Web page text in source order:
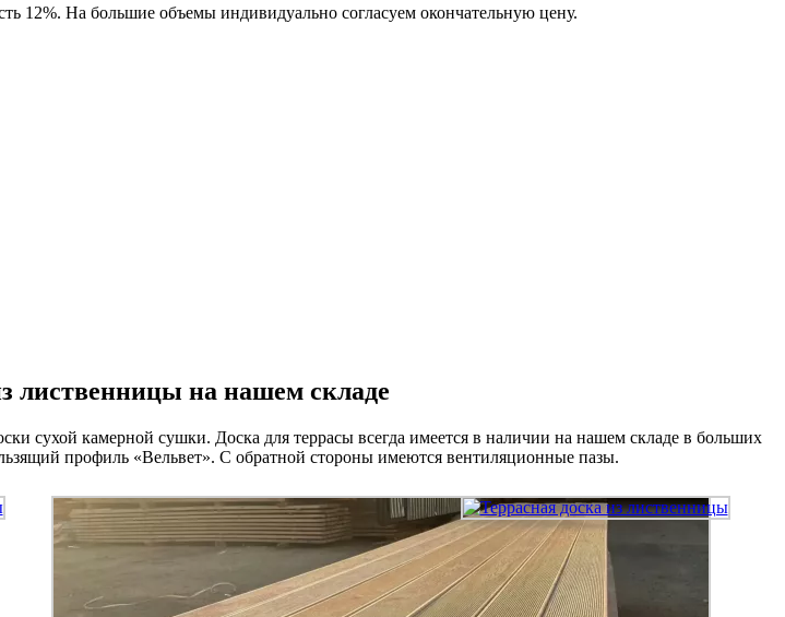
12%. На большие объемы индивидуально согласуем окончательную цену.
лиственницы на нашем складе
сухой камерной сушки. Доска для террасы всегда имеется в наличии на нашем складе в больших
профиль «Вельвет». С обратной стороны имеются вентиляционные пазы.